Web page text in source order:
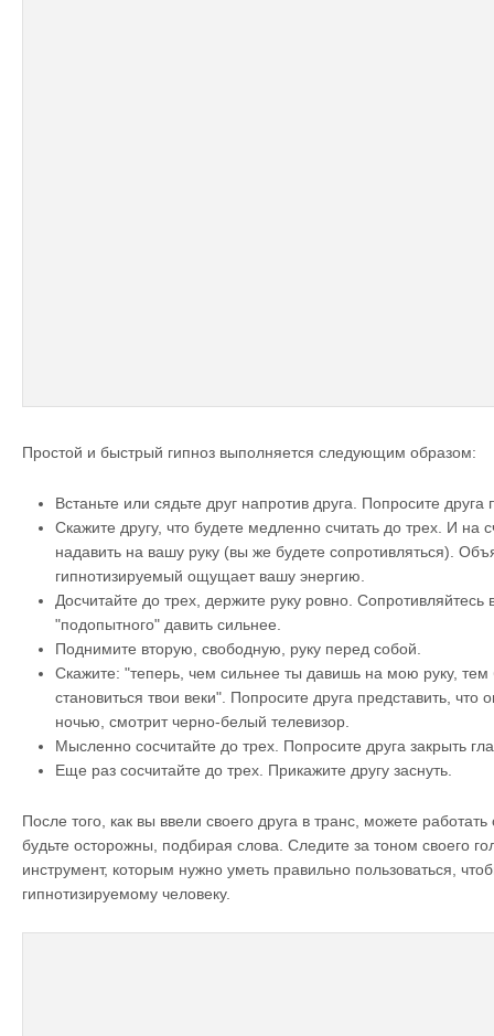
Простой и быстрый гипноз выполняется следующим образом:
Встаньте или сядьте друг напротив друга. Попросите
Скажите другу, что будете медленно считать до трех. И на
надавить на вашу руку (вы же будете сопротивляться).
гипнотизируемый ощущает вашу энергию.
Досчитайте до трех, держите руку ровно.
"подопытного" давить сильнее.
Поднимите вторую, свободную, руку перед собой.
Скажите: "теперь, чем сильнее ты давишь на мою руку,
становиться твои веки". Попросите друга представить, что
ночью, смотрит черно-белый телевизор.
Мысленно сосчитайте до трех. Попросите друга закрыть
Еще раз сосчитайте до трех. Прикажите другу заснуть.
После того, как вы ввели своего друга в транс, можете
будьте осторожны, подбирая слова. Следите за тоном своего
инструмент, которым нужно уметь правильно пользоваться,
гипнотизируемому человеку.